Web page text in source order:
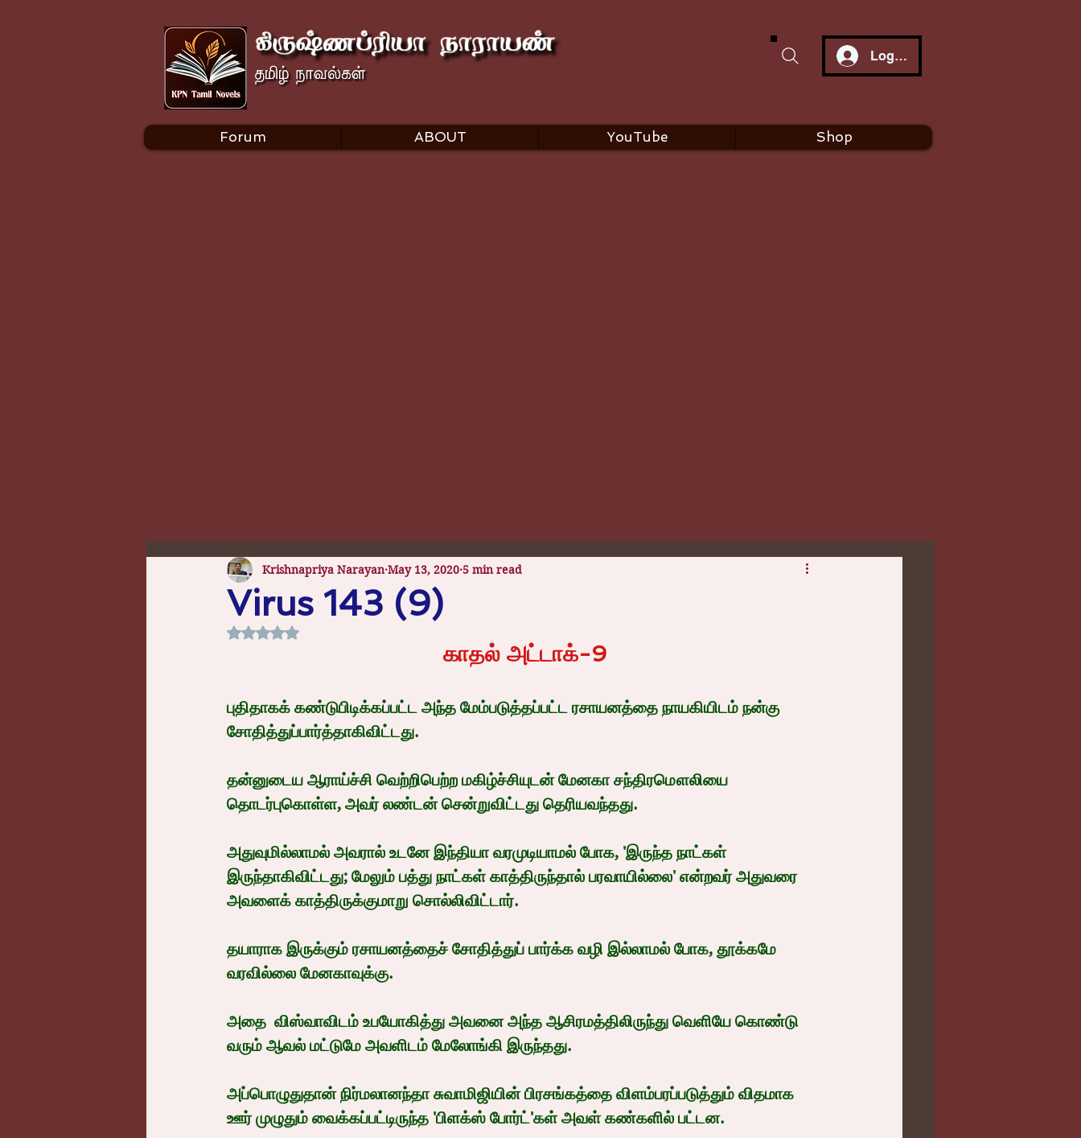
Log In
Forum ABOUT YouTube Shop
Virus 143 (9)
Krishnapriya Narayan May 13, 2020 5 min read
Rated NaN out of 5 stars.
காதல் அட்டாக்-9
புதிதாகக் கண்டுபிடிக்கப்பட்ட அந்த மேம்படுத்தப்பட்ட ரசாயனத்தை நாயகியிடம் நன்கு
சோதித்துப்பார்த்தாகிவிட்டது.
தன்னுடைய ஆராய்ச்சி வெற்றிபெற்ற மகிழ்ச்சியுடன் மேனகா சந்திரமௌலியை
தொடர்புகொள்ள, அவர் லண்டன் சென்றுவிட்டது தெரியவந்தது.
அதுவுமில்லாமல் அவரால் உடனே இந்தியா வரமுடியாமல் போக, 'இருந்த நாட்கள்
இருந்தாகிவிட்டது; மேலும் பத்து நாட்கள் காத்திருந்தால் பரவாயில்லை' என்றவர் அதுவரை
அவளைக் காத்திருக்குமாறு சொல்லிவிட்டார்.
தயாராக இருக்கும் ரசாயனத்தைச் சோதித்துப் பார்க்க வழி இல்லாமல் போக, தூக்கமே
வரவில்லை மேனகாவுக்கு.
அதை  விஸ்வாவிடம் உபயோகித்து அவனை அந்த ஆசிரமத்திலிருந்து வெளியே கொண்டு
வரும் ஆவல் மட்டுமே அவளிடம் மேலோங்கி இருந்தது.
அப்பொழுதுதான் நிர்மலானந்தா சுவாமிஜியின் பிரசங்கத்தை விளம்பரப்படுத்தும் விதமாக
ஊர் முழுதும் வைக்கப்பட்டிருந்த 'பிளக்ஸ் போர்ட்'கள் அவள் கண்களில் பட்டன.